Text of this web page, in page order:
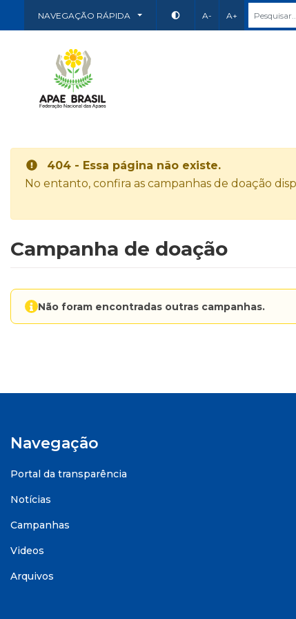
NAVEGAÇÃO RÁPIDA A- A+
404 - Essa página não existe.
No entanto, confira as campanhas de doação
Campanha de doação
Não foram encontradas outras campanhas.
Navegação
Portal da transparência
Notícias
Campanhas
Videos
Arquivos